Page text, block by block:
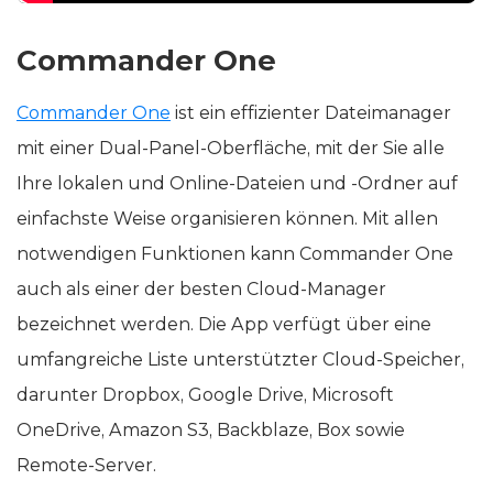
Commander One
Commander One ist ein effizienter Dateimanager
mit einer Dual-Panel-Oberfläche, mit der Sie alle
Ihre lokalen und Online-Dateien und -Ordner auf
einfachste Weise organisieren können. Mit allen
notwendigen Funktionen kann Commander One
auch als einer der besten Cloud-Manager
bezeichnet werden. Die App verfügt über eine
umfangreiche Liste unterstützter Cloud-Speicher,
darunter Dropbox, Google Drive, Microsoft
OneDrive, Amazon S3, Backblaze, Box sowie
Remote-Server.